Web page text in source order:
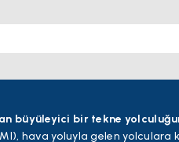
büyüleyici bir tekne
hava yoluyla gelen yolculara